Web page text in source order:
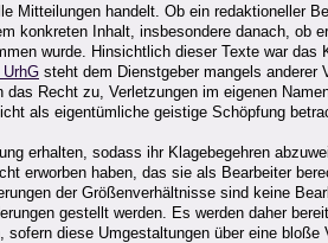
handelt. Ob ein redaktioneller
konkreten Inhalt, insbesondere danach, ob
wurde. Hinsichtlich dieser Texte war das
UrhG steht dem Dienstgeber mangels anderer
Recht zu, Verletzungen im eigenen
als eigentümliche geistige Schöpfung
erhalten, sodass ihr Klagebegehren
erworben haben, das sie als Bearbeiter
der Größenverhältnisse sind keine
gestellt werden. Es werden daher
diese Umgestaltungen über eine